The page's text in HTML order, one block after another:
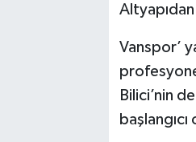
Altyapıdan
Vanspor’
Bilici’nin